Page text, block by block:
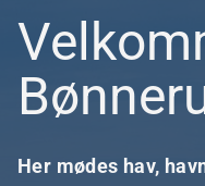
Her mødes hav,